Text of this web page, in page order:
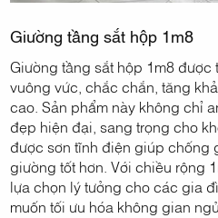
Giường tầng sắt hộp 1m8
Giường tầng sắt hộp 1m8 được
vuông vức, chắc chắn, tăng
cao. Sản phẩm này không chỉ
đẹp hiện đại, sang trọng cho
được sơn tĩnh điện giúp chống
giường tốt hơn. Với chiều rộng
lựa chọn lý tưởng cho các gia
muốn tối ưu hóa không gian